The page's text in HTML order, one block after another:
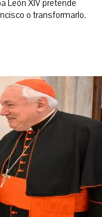
León XIV pretende
o transformarlo.